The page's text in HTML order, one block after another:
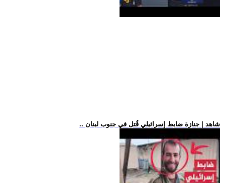
.. شاهد | جنازة ضابط إسرائيلي قُتل في جنوب لبنان